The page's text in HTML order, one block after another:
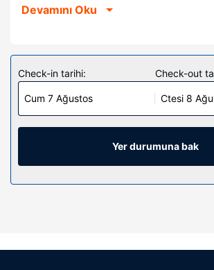
Temple ile 10,6 mi (17,1 km) ve Siddharth
36 oda mevcuttur. Odada ücretsiz
vardır.
Otelin güzelliği
Bu otelde sigara içmek için özel alanlar
Shelke Mama's Lodging & Resorts
yemek servisi yapılıyor. Barda/oturma
Devamını Oku
Check-in tarihi:
Cum 7 Ağustos
Check-out
Ctesi 8
Yer durumuna bak